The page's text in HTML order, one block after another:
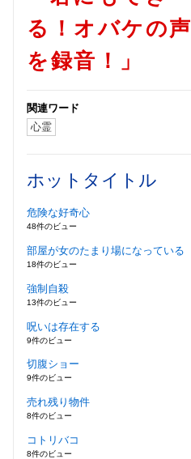
る！オバケの声
を録音！」
関連ワード
心霊
ホットタイトル
危険な好奇心
48件のビュー
部屋が女のたまり場になっている
18件のビュー
強制自殺
13件のビュー
呪いは存在する
9件のビュー
切腹ショー
9件のビュー
売れ残り物件
8件のビュー
コトリバコ
8件のビュー